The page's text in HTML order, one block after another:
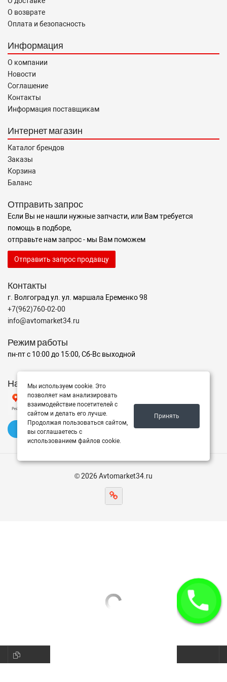
О возврате
Оплата и безопасность
Информация
О компании
Новости
Соглашение
Контакты
Информация поставщикам
Интернет магазин
Каталог брендов
Заказы
Корзина
Баланс
Отправить запрос
Если Вы не нашли нужные запчасти, или Вам требуется
помощь в подборе,
отправьте нам запрос - мы Вам поможем
Отправить запрос продавцу
Контакты
г. Волгоград ул. ул. маршала Еременко 98
+7(962)760-02-00
info@avtomarket34.ru
Режим работы
пн-пт с 10:00 до 15:00, Сб-Вс выходной
Наш рейтинг на Яндексе
✍️ Оставить отзыв
© 2026 Avtomarket34.ru
Мы используем cookie. Это
позволяет нам анализировать
взаимодействие посетителей с
сайтом и делать его лучше.
Продолжая пользоваться сайтом,
вы соглашаетесь с
использованием файлов cookie.
Принять